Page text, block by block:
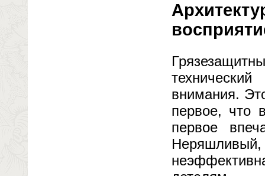
внимания.
первое, что
первое